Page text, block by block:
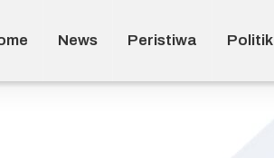
News Peristiwa Politik